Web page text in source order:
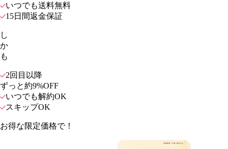
いつでも送料無料
15日間返金保証
し
か
も
2回目以降
ずっと約9%OFF
いつでも解約OK
スキップOK
お得な限定価格で！